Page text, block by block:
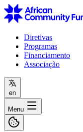
Diretivas
Programas
Financiamento
Associação
en
Menu